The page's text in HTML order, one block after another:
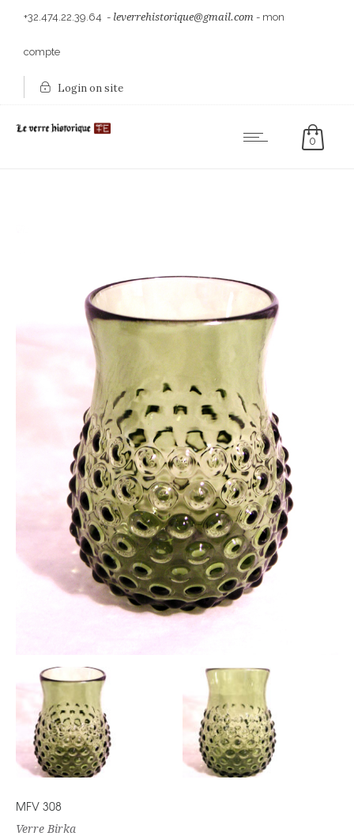
+32.474.22.39.64 - leverrehistorique@gmail.com - mon
compte
Login on site
0
MFV 308
Verre Birka